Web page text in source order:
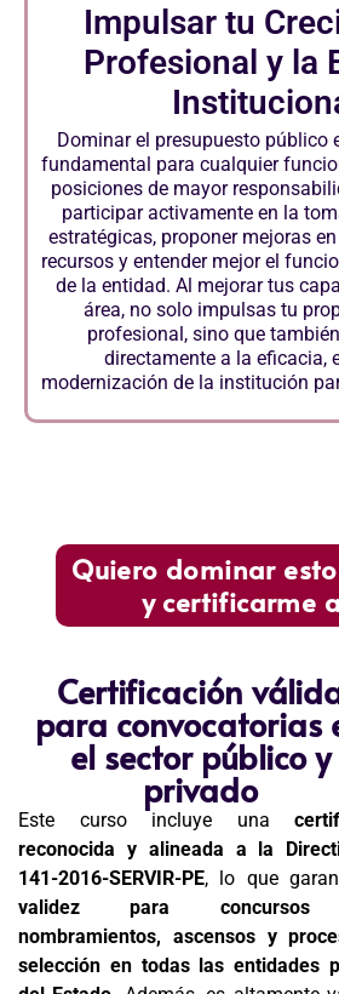
Impulsar tu
Profesional y la
Dominar el presupuesto público
fundamental para cualquier
posiciones de mayor
participar activamente en la
estratégicas, proponer mejoras
recursos y entender mejor el
de la entidad. Al mejorar tus
área, no solo impulsas tu
profesional, sino que
directamente a la eficacia,
modernización de la institución
Quiero dominar
y certificarme
Certificación
para convocatorias
el sector público y
privado
Este curso incluye una
reconocida y alineada a la
141-2016-SERVIR-PE, lo que
validez para concursos
nombramientos, ascensos y
selección en todas las entidades